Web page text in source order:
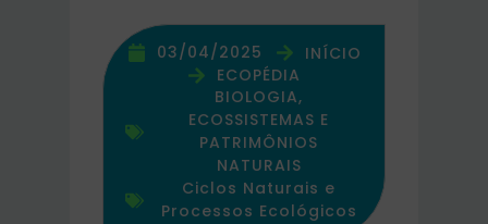
03/04/2025
INÍCIO
ECOPÉDIA
BIOLOGIA,
ECOSSISTEMAS E
PATRIMÔNIOS
NATURAIS
Ciclos Naturais e
Processos Ecológicos